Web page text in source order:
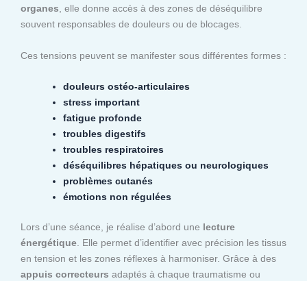
organes, elle donne accès à des zones de déséquilibre
souvent responsables de douleurs ou de blocages.
Ces tensions peuvent se manifester sous différentes formes :
douleurs ostéo-articulaires
stress important
fatigue profonde
troubles digestifs
troubles respiratoires
déséquilibres hépatiques ou neurologiques
problèmes cutanés
émotions non régulées
Lors d’une séance, je réalise d’abord une lecture
énergétique . Elle permet d’identifier avec précision les tissus
en tension et les zones réflexes à harmoniser. Grâce à des
appuis correcteurs adaptés à chaque traumatisme ou